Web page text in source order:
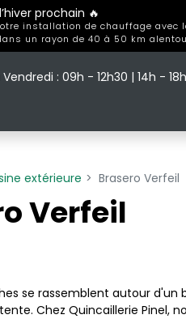
prochain 🔥
installation de chauffage avec
un rayon de 40 à 50 km
: 09h - 12h30 | 14h -
extérieure Brasero Verfeil
Verfeil
se rassemblent autour d'un
Chez Quincaillerie Pinel,